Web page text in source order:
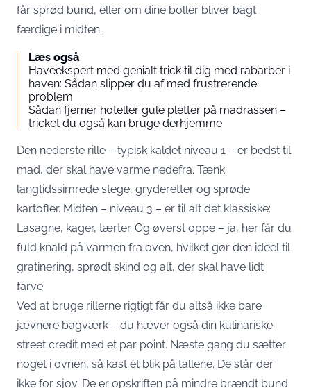
får sprød bund, eller om dine boller bliver bagt
færdige i midten.
Læs også
Haveekspert med genialt trick til dig med rabarber i
haven: Sådan slipper du af med frustrerende
problem
Sådan fjerner hoteller gule pletter på madrassen –
tricket du også kan bruge derhjemme
Den nederste rille – typisk kaldet niveau 1 – er bedst til
mad, der skal have varme nedefra. Tænk
langtidssimrede stege, gryderetter og sprøde
kartofler. Midten – niveau 3 – er til alt det klassiske:
Lasagne, kager, tærter. Og øverst oppe – ja, her får du
fuld knald på varmen fra oven, hvilket gør den ideel til
gratinering, sprødt skind og alt, der skal have lidt
farve.
Ved at bruge rillerne rigtigt får du altså ikke bare
jævnere bagværk – du hæver også din kulinariske
street credit med et par point. Næste gang du sætter
noget i ovnen, så kast et blik på tallene. De står der
ikke for sjov. De er opskriften på mindre brændt bund